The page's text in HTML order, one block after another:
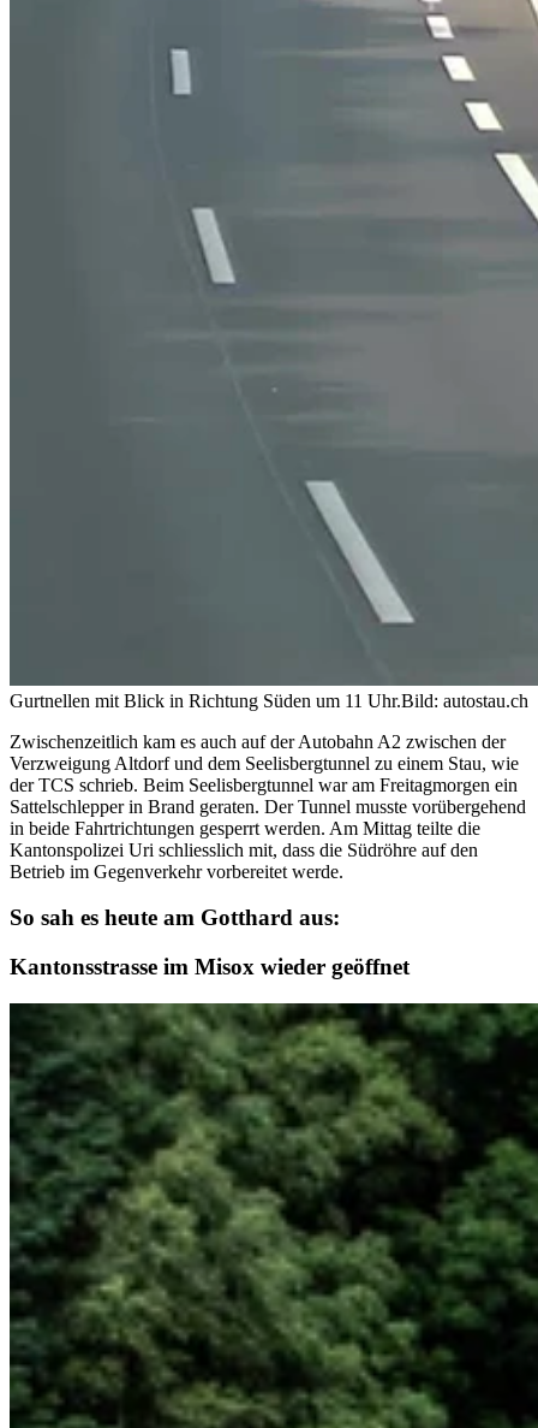
Gurtnellen mit Blick in Richtung Süden um 11 Uhr.Bild: autostau.ch
Zwischenzeitlich kam es auch auf der Autobahn A2 zwischen der
Verzweigung Altdorf und dem Seelisbergtunnel zu einem Stau, wie
der TCS schrieb. Beim Seelisbergtunnel war am Freitagmorgen ein
Sattelschlepper in Brand geraten. Der Tunnel musste vorübergehend
in beide Fahrtrichtungen gesperrt werden. Am Mittag teilte die
Kantonspolizei Uri schliesslich mit, dass die Südröhre auf den
Betrieb im Gegenverkehr vorbereitet werde.
So sah es heute am Gotthard aus:
Kantonsstrasse im Misox wieder geöffnet